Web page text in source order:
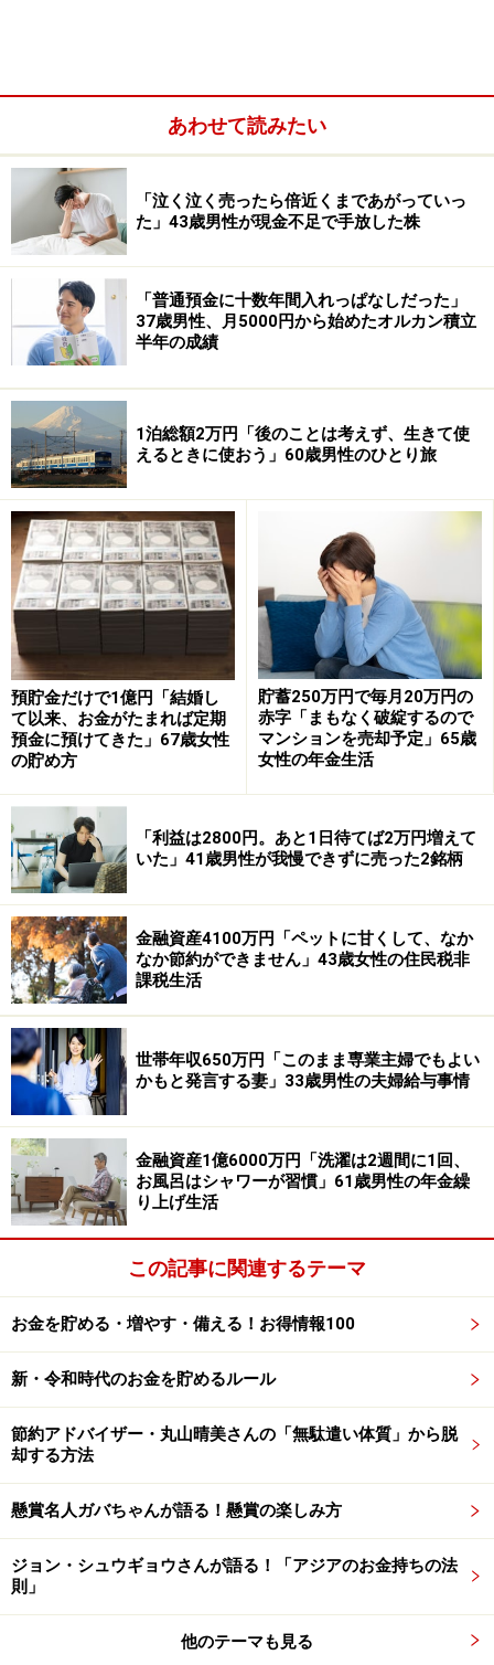
配偶者の年金や収入：不明
「物価が上がり、お金が足りない」
現在の年金額について満足しているか、の問いに「満足
していない」と回答した今回の投稿者。
その理由として「物価が上がり（年金額が）足りない」
ひと月の支出は約「15万円」。年金だけでなんとか「毎
月賄えている」と回答されています。
「アルバイトで2万円補填している」
年金で足りない支出がある場合については「アルバイト
で2万円補填」しているという投稿者。
仕事内容や月収などの詳細は不明ですが、年金以外にも
収入を得ているようです。
とはいえ、年金生活においては「外食は控え、スーパー
も安く買える日や他のスーパーを何軒か回って購入して
いる」と節約をしているとあります。
「もっとたくさんの趣味を見つけたい」
か、との問いには「もっと貯蓄や、投資をして資産を増
やしておけばよかったと思います」と回答。
今の生活での不安や不満については「物価等が上がって
いく中でこれからどうなっていくか不安です。年齢も上
あわせて読みたい
「泣く泣く売ったら倍近くまであがっていっ
た」43歳男性が現金不足で手放した株
「普通預金に十数年間入れっぱなしだった」
37歳男性、月5000円から始めたオルカン積立
半年の成績
1泊総額2万円「後のことは考えず、生きて使
えるときに使おう」60歳男性のひとり旅
預貯金だけで1億円「結婚し
て以来、お金がたまれば定期
預金に預けてきた」67歳女性
の貯め方
貯蓄250万円で毎月20万円の
赤字「まもなく破綻するので
マンションを売却予定」65歳
女性の年金生活
「利益は2800円。あと1日待てば2万円増えて
いた」41歳男性が我慢できずに売った2銘柄
金融資産4100万円「ペットに甘くして、なか
なか節約ができません」43歳女性の住民税非
課税生活
世帯年収650万円「このまま専業主婦でもよい
かもと発言する妻」33歳男性の夫婦給与事情
金融資産1億6000万円「洗濯は2週間に1回、
お風呂はシャワーが習慣」61歳男性の年金繰
り上げ生活
この記事に関連するテーマ
お金を貯める・増やす・備える！お得情報100
新・令和時代のお金を貯めるルール
節約アドバイザー・丸山晴美さんの「無駄遣い体質」から脱
却する方法
懸賞名人ガバちゃんが語る！懸賞の楽しみ方
ジョン・シュウギョウさんが語る！「アジアのお金持ちの法
則」
他のテーマも見る